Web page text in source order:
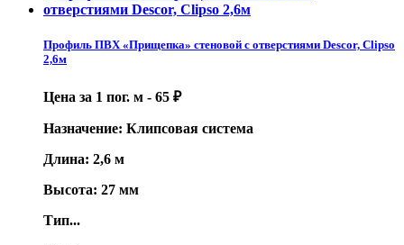
Профиль ПВХ «Прищепка» стеновой с отверстиями Descor, Clipso
2,6м
Цена за 1 пог. м - 65 ₽
Назначение: Клипсовая система
Длина: 2,6 м
Высота: 27 мм
Тип...